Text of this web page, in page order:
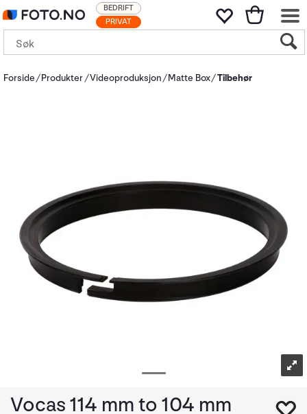
PRIVAT
BEDRIFT
Forside Produkter Videoproduksjon Matte Box Tilbehør
Vocas 114 mm to 104 mm